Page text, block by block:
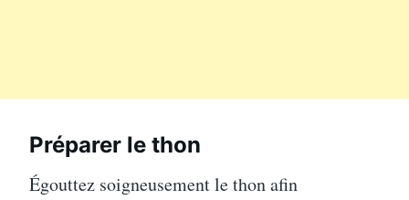
Préparer le thon
Égouttez soigneusement le thon afin